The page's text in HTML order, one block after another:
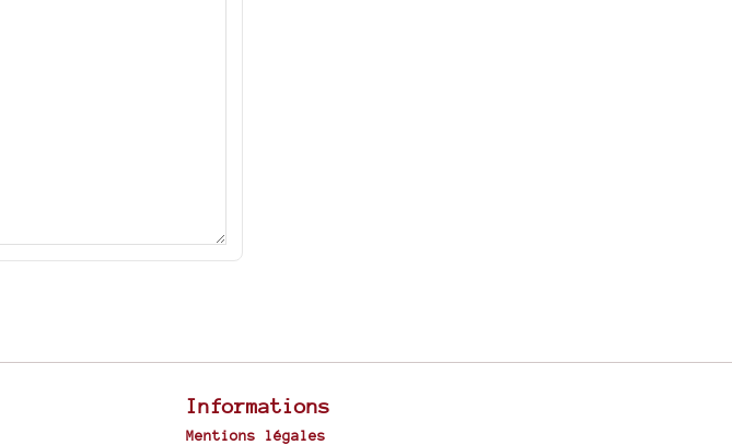
Informations
Mentions légales